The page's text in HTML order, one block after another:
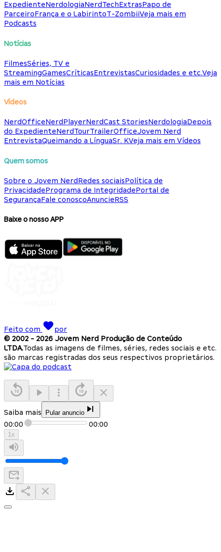
ExpedienteNerdologiaNerdTechExtrasPapo de
ParceiroFrança e o LabirintoT-ZombiiVeja mais em
Podcasts
Notícias
FilmesSéries, TV e
StreamingGamesCríticasEntrevistasCuriosidades e etc.Veja
mais em Notícias
Vídeos
NerdOfficeNerdPlayerNerdCast StoriesNerdologiaDepois
do ExpedienteNerdTourTrailerOfficeJovem Nerd
EntrevistaQueimando a LínguaSr. KVeja mais em Vídeos
Quem somos
Sobre o Jovem NerdRedes sociaisPolítica de
PrivacidadePrograma de IntegridadePortal de
SegurançaFale conoscoAnuncieRSS
Baixe o nosso APP
Feito com
por
© 2002 - 2026 Jovem Nerd Produção de Conteúdo
LTDA.Todas as imagens de filmes, séries, redes sociais e etc.
são marcas registradas dos seus respectivos proprietários.
Saiba mais Pular anuncio
00:00 00:00
1x